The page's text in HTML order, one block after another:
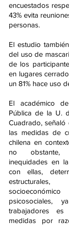
encuestados
43% evita
personas.
El estudio
del uso de
de los
en lugares
un 81% hace uso
El académico
Pública de la U.
Cuadrado, señaló
las medidas de
chilena en
no obstante,
inequidades en
con ellas,
psicosociales,
trabajadores
medidas por